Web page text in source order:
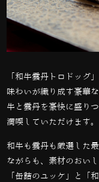
「和牛雲丹トロドッグ
味わいが織り成す豪華
牛と雲丹を豪快に盛り
満喫していただけます。
和牛も雲丹も厳選した
ながらも、素材のおい
「缶詰のユッケ」と「